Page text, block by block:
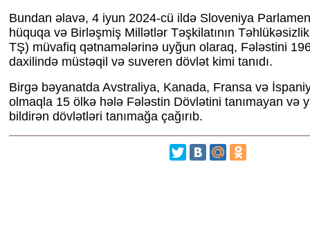
Bundan əlavə, 4 iyun 2024-cü ildə Sloveniya
hüquqa və Birləşmiş Millətlər Təşkilatının
TŞ) müvafiq qətnamələrinə uyğun olaraq, Fələstini
daxilində müstəqil və suveren dövlət kimi tanıdı.
Birgə bəyanatda Avstraliya, Kanada, Fransa və
olmaqla 15 ölkə hələ Fələstin Dövlətini tanımayan və
bildirən dövlətləri tanımağa çağırıb.